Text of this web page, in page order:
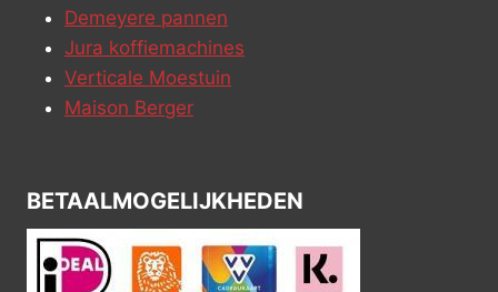
Demeyere pannen
Jura koffiemachines
Verticale Moestuin
Maison Berger
BETAALMOGELIJKHEDEN